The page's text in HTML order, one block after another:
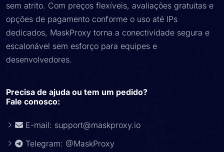
sem atrito. Com preços flexíveis, avaliações gratuitas e
opções de pagamento conforme o uso até IPs
dedicados, MaskProxy torna a conectividade segura e
escalonável sem esforço para equipes e
desenvolvedores.
Precisa de ajuda ou tem um pedido?
Fale conosco:
E-mail: support@maskproxy.io
Telegram: @MaskProxy